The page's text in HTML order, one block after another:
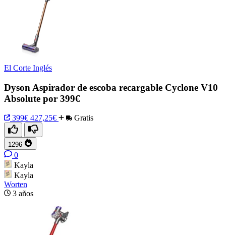
El Corte Inglés
Dyson Aspirador de escoba recargable Cyclone V10
Absolute por 399€
399€ 427,25€ Gratis
1296
0
Kayla
Kayla
Worten
3 años